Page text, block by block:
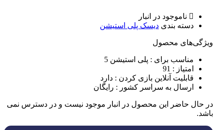
ناموجود در انبار
دسته بندی دیسک پلی استیشن
ویژگی‌های ﻣﺤﺼﻮل
مناسب برای : پلی استیشن 5
امتیاز : 91
قابلیت آنلاین بازی کردن : دارد
ارسال به سراسر کشور : رایگان
در حال حاضر این محصول در انبار موجود نیست و در دسترس نمی
باشد.